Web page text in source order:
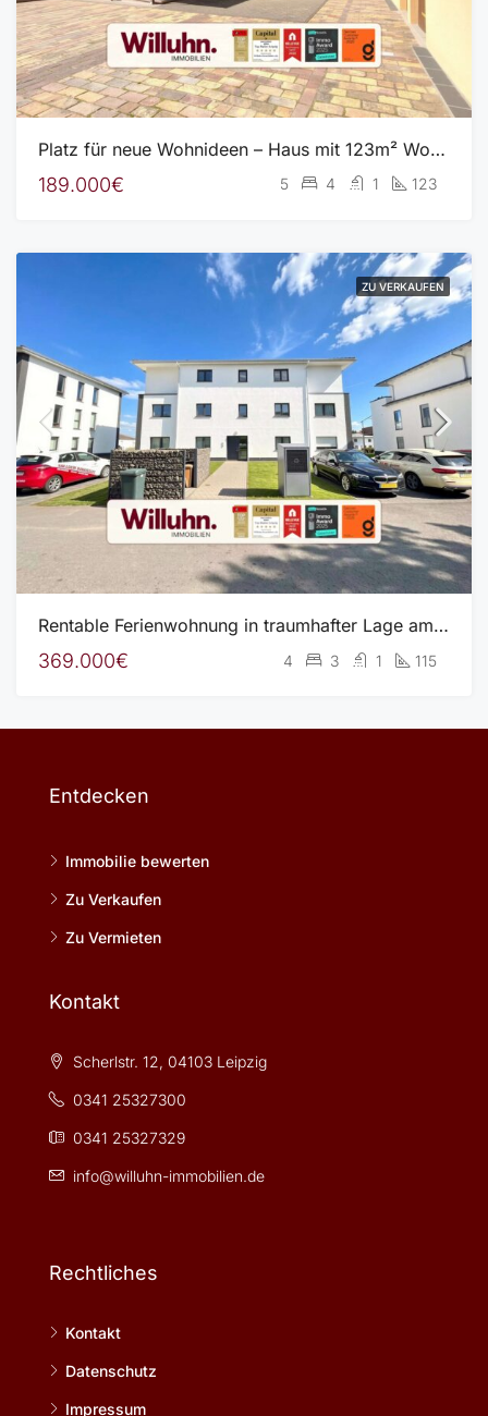
Platz für neue Wohnideen – Haus mit 123m² Wohnfläche, 800m² Grundstück, Scheune und Garage
189.000€ 5 4 1 123
ZU VERKAUFEN
Rentable Ferienwohnung in traumhafter Lage am See l EBK inkl. l Fußbodenheizung l Wärmepumpe
369.000€ 4 3 1 115
Entdecken
Immobilie bewerten
Zu Verkaufen
Zu Vermieten
Kontakt
Scherlstr. 12, 04103 Leipzig
0341 25327300
0341 25327329
info@willuhn-immobilien.de
Rechtliches
Kontakt
Datenschutz
Impressum